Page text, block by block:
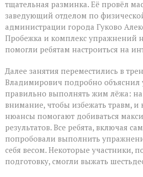
тщательная разминка. Её провёл
заведующий отделом по
администрации города Гуково
Пробежка и комплекс упражнений
помогли ребятам настроиться на
Далее занятия переместились в
Владимирович подробно объяснил
правильно выполнять жим лёжа: на
внимание, чтобы избежать травм, и
нюансы помогают добиваться
результатов. Все ребята, включая
попробовали выполнить
себя весом. Некоторые участники,
подготовку, смогли выжать